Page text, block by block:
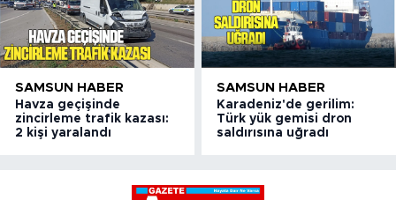
SAMSUN HABER
Havza geçişinde
zincirleme trafik kazası:
2 kişi yaralandı
SAMSUN HABER
Karadeniz'de gerilim:
Türk yük gemisi dron
saldırısına uğradı